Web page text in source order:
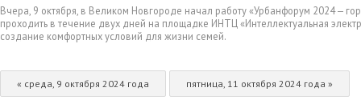
Вчера, 9 октября, в Великом Новгороде начал работу «Урбанфорум 2024 —
проходить в течение двух дней на площадке ИНТЦ «Интеллектуальная
создание комфортных условий для жизни семей.
« среда, 9 октября 2024 года пятница, 11 октября 2024 года »